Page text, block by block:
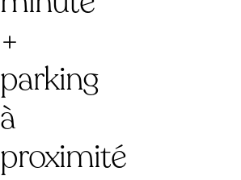
+
parking
à
proximité